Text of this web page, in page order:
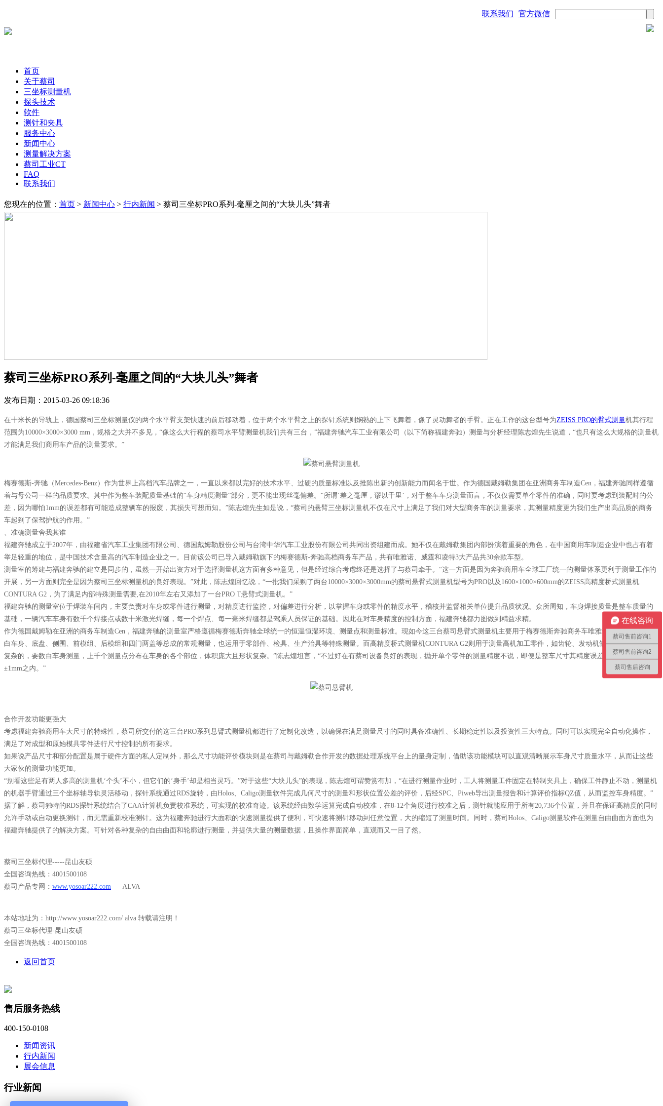
联系我们 官方微信
首页
关于蔡司
三坐标测量机
探头技术
软件
测针和夹具
服务中心
新闻中心
测量解决方案
蔡司工业CT
FAQ
联系我们
您现在的位置： 首页 > 新闻中心 > 行内新闻 > 蔡司三坐标PRO系列-毫厘之间的“大块儿头”舞者
蔡司三坐标PRO系列-毫厘之间的“大块儿头”舞者
发布日期：2015-03-26 09:18:36
在十米长的导轨上，德国蔡司三坐标测量仪的两个水平臂支架快速的前后移动着，位于两个水平臂之上的探针系统则娴熟的上下飞舞着，像了灵动舞者的手臂。正在工作的这台型号为ZEISS PRO的臂式测量机其行程
范围为10000×3000×3000 mm，规格之大并不多见，“像这么大行程的蔡司水平臂测量机我们共有三台，”福建奔驰汽车工业有限公司（以下简称福建奔驰）测量与分析经理陈志煌先生说道，“也只有这么大规格的测量机
才能满足我们商用车产品的测量要求。”
梅赛德斯-奔驰（Mercedes-Benz）作为世界上高档汽车品牌之一，一直以来都以完好的技术水平、过硬的质量标准以及推陈出新的创新能力而闻名于世。作为德国戴姆勒集团在亚洲商务车制造Cen，福建奔驰同样遵循
着与母公司一样的品质要求。其中作为整车装配质量基础的“车身精度测量”部分，更不能出现丝毫偏差。“所谓‘差之毫厘，谬以千里’，对于整车车身测量而言，不仅仅需要单个零件的准确，同时要考虑到装配时的公
差，因为哪怕1mm的误差都有可能造成整辆车的报废，其损失可想而知。”陈志煌先生如是说，“蔡司的悬臂三坐标测量机不仅在尺寸上满足了我们对大型商务车的测量要求，其测量精度更为我们生产出高品质的商务
车起到了保驾护航的作用。”
、准确测量舍我其谁
福建奔驰成立于2007年，由福建省汽车工业集团有限公司、德国戴姆勒股份公司与台湾中华汽车工业股份有限公司共同出资组建而成。她不仅在戴姆勒集团内部扮演着重要的角色，在中国商用车制造企业中也占有着
举足轻重的地位，是中国技术含量高的汽车制造企业之一。目前该公司已导入戴姆勒旗下的梅赛德斯-奔驰高档商务车产品，共有唯雅诺、威霆和凌特3大产品共30余款车型。
测量室的筹建与福建奔驰的建立是同步的，虽然一开始出资方对于选择测量机这方面有多种意见，但是经过综合考虑终还是选择了与蔡司牵手。“这一方面是因为奔驰商用车全球工厂统一的测量体系更利于测量工作的
开展，另一方面则完全是因为蔡司三坐标测量机的良好表现。”对此，陈志煌回忆说，“一批我们采购了两台10000×3000×3000mm的蔡司悬臂式测量机型号为PRO以及1600×1000×600mm的ZEISS高精度桥式测量机
CONTURA G2，为了满足内部特殊测量需要,在2010年左右又添加了一台PRO T悬臂式测量机。”
福建奔驰的测量室位于焊装车间内，主要负责对车身或零件进行测量，对精度进行监控，对偏差进行分析，以掌握车身或零件的精度水平，稽核并监督相关单位提升品质状况。众所周知，车身焊接质量是整车质量的
基础，一辆汽车车身有数千个焊接点或数十米激光焊缝，每一个焊点、每一毫米焊缝都是驾乘人员保证的基础。因此在对车身精度的控制方面，福建奔驰都力图做到精益求精。
作为德国戴姆勒在亚洲的商务车制造Cen，福建奔驰的测量室严格遵循梅赛德斯奔驰全球统一的恒温恒湿环境、测量点和测量标准。现如今这三台蔡司悬臂式测量机主要用于梅赛德斯奔驰商务车唯雅诺、威霆和凌特的
白车身、底盘、侧围、前模组、后模组和四门两盖等总成的常规测量，也运用于零部件、检具、生产治具等特殊测量。而高精度桥式测量机CONTURA G2则用于测量高机加工零件，如齿轮、发动机缸体等。“这其中为
复杂的，要数白车身测量，上千个测量点分布在车身的各个部位，体积庞大且形状复杂。”陈志煌坦言，“不过好在有蔡司设备良好的表现，抛开单个零件的测量精度不说，即便是整车尺寸其精度误差都能确保控制在
±1mm之内。”
合作开发功能更强大
考虑福建奔驰商用车大尺寸的特殊性，蔡司所交付的这三台PRO系列悬臂式测量机都进行了定制化改造，以确保在满足测量尺寸的同时具备准确性、长期稳定性以及投资性三大特点。同时可以实现完全自动化操作，
满足了对成型和原始模具零件进行尺寸控制的所有要求。
如果说产品尺寸和部分配置是属于硬件方面的私人定制外，那么尺寸功能评价模块则是在蔡司与戴姆勒合作开发的数据处理系统平台上的量身定制，借助该功能模块可以直观清晰展示车身尺寸质量水平，从而让这些
大家伙的测量功能更加。
“别看这些足有两人多高的测量机‘个头’不小，但它们的‘身手’却是相当灵巧。”对于这些“大块儿头”的表现，陈志煌可谓赞赏有加，“在进行测量作业时，工人将测量工件固定在特制夹具上，确保工件静止不动，测量机
的机器手臂通过三个坐标轴导轨灵活移动，探针系统通过RDS旋转，由Holos、Caligo测量软件完成几何尺寸的测量和形状位置公差的评价，后经SPC、Piweb导出测量报告和计算评价指标QZ值，从而监控车身精度。”
据了解，蔡司独特的RDS探针系统结合了CAA计算机负责校准系统，可实现的校准奇迹。该系统经由数学运算完成自动校准，在8-12个角度进行校准之后，测针就能应用于所有20,736个位置，并且在保证高精度的同时
允许手动或自动更换测针，而无需重新校准测针。这为福建奔驰进行大面积的快速测量提供了便利，可快速将测针移动到任意位置，大的缩短了测量时间。同时，蔡司Holos、Caligo测量软件在测量自由曲面方面也为
福建奔驰提供了的解决方案。可针对各种复杂的自由曲面和轮廓进行测量，并提供大量的测量数据，且操作界面简单，直观而又一目了然。
蔡司三坐标代理-----昆山友硕
全国咨询热线：4001500108
蔡司产品专网： www.yosoar222.com ALVA
本站地址为：http://www.yosoar222.com/ alva 转载请注明！
蔡司三坐标代理-昆山友硕
全国咨询热线：4001500108
返回首页
售后服务热线
400-150-0108
新闻资讯
行内新闻
展会信息
行业新闻
在线咨询
蔡司售前咨询1
蔡司售前咨询2
蔡司售后咨询